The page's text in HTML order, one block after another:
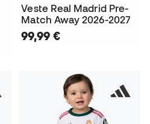
Veste Real Madrid Pre-
Match Away 2026-2027
99,99 €